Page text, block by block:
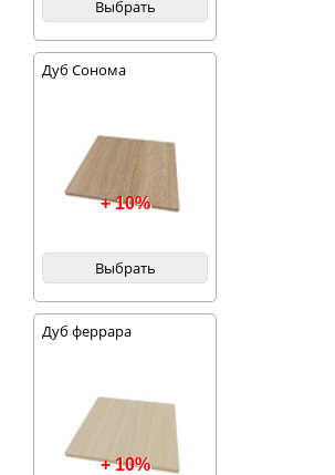
Выбрать
Дуб Сонома
+ 10%
Выбрать
Дуб феррара
+ 10%